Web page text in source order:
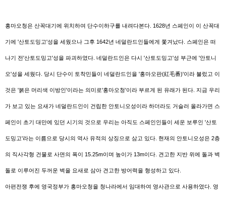
홍마오청은 산꼭대기에 위치하여 단수이하구를 내려다본다. 1628년 스페인이 이 산꼭대
기에 '산토도밍고'성을 세웠으나 그후 1642년 네덜란드인들에게 쫓겨났다. 스페인은 떠
나기 전'산토도밍고'성을 파괴하였다. 네덜란드인은 다시 '산토도밍고'성 부근에 '안토니
오'성을 세웠다. 당시 단수이 토착민들이 네덜란드인을 '홍마오판(紅毛番)'이라 불렀고 이
것은 '붉은 머리색 이방인'이라는 의미로'홍마오청'이라 부르게 된 유래가 된다. 지금 우리
가 보고 있는 요새가 네덜란드인이 건립한 안토니오성이라 하더라도 거슬러 올라가면 스
페인이 초기 대만에 있던 시기의 것으로 우리는 아직도 스페인인들이 세운 보루인 '산토
도밍고'라는 이름으로 당시의 역사 유적의 상징으로 삼고 있다. 현재의 안토니오성은 2층
의 직사각형 건물로 사면의 폭이 15.25m이며 높이가 13m이다. 견고한 지반 위에 돌과 벽
돌로 이루어진 두꺼운 벽을 요새로 삼아 견고한 방어력을 형성하고 있다.
아편전쟁 후에 영국정부가 홍마오청을 청나라에서 임대하여 영사관으로 사용하였다. 영